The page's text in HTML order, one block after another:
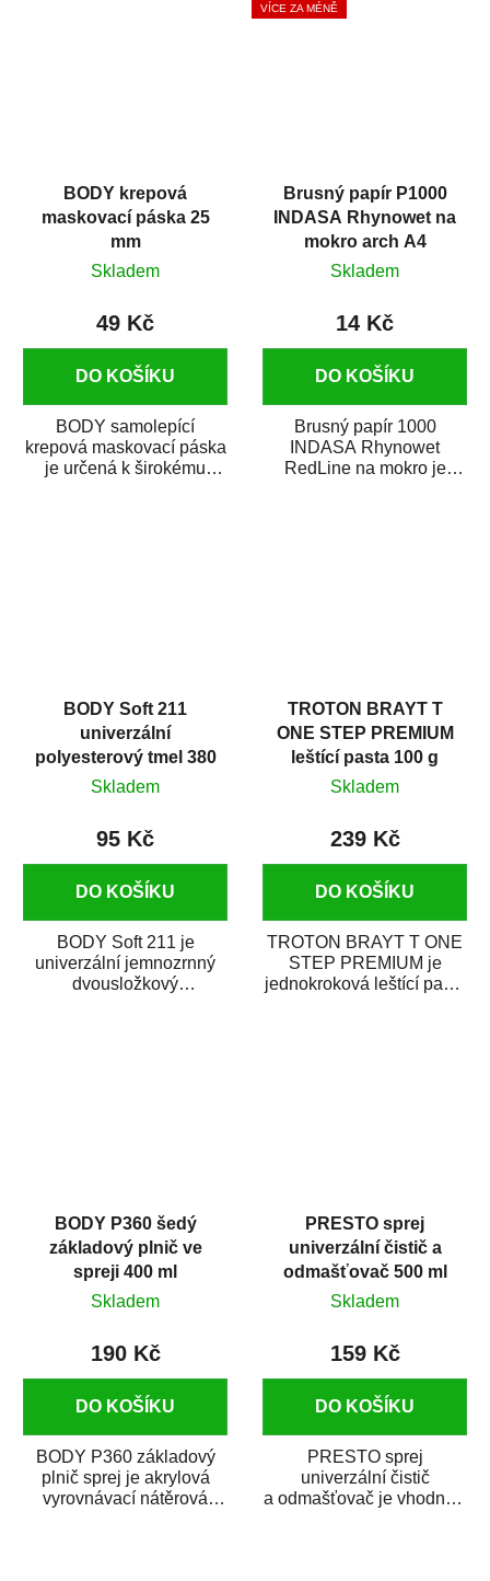
BODY krepová
maskovací páska 25
mm
Skladem
49 Kč
DO KOŠÍKU
BODY samolepící
krepová maskovací páska
je určená k širokému
VÍCE ZA MÉNĚ
Brusný papír P1000
INDASA Rhynowet na
mokro arch A4
Skladem
14 Kč
DO KOŠÍKU
Brusný papír 1000
INDASA Rhynowet
RedLine na mokro je
BODY Soft 211
univerzální
polyesterový tmel 380
g
Skladem
95 Kč
DO KOŠÍKU
BODY Soft 211 je
univerzální jemnozrnný
dvousložkový
TROTON BRAYT T
ONE STEP PREMIUM
leštící pasta 100 g
Skladem
239 Kč
DO KOŠÍKU
TROTON BRAYT T ONE
STEP PREMIUM je
jednokroková leštící pasta
BODY P360 šedý
základový plnič ve
spreji 400 ml
Skladem
190 Kč
DO KOŠÍKU
BODY P360 základový
plnič sprej je akrylová
vyrovnávací nátěrová
PRESTO sprej
univerzální čistič a
odmašťovač 500 ml
Skladem
159 Kč
DO KOŠÍKU
PRESTO sprej
univerzální čistič
a odmašťovač je vhodný k